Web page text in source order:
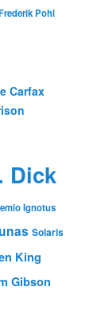
Pohl
Carfax
Dick
Ignotus
Solaris
King
Gibson